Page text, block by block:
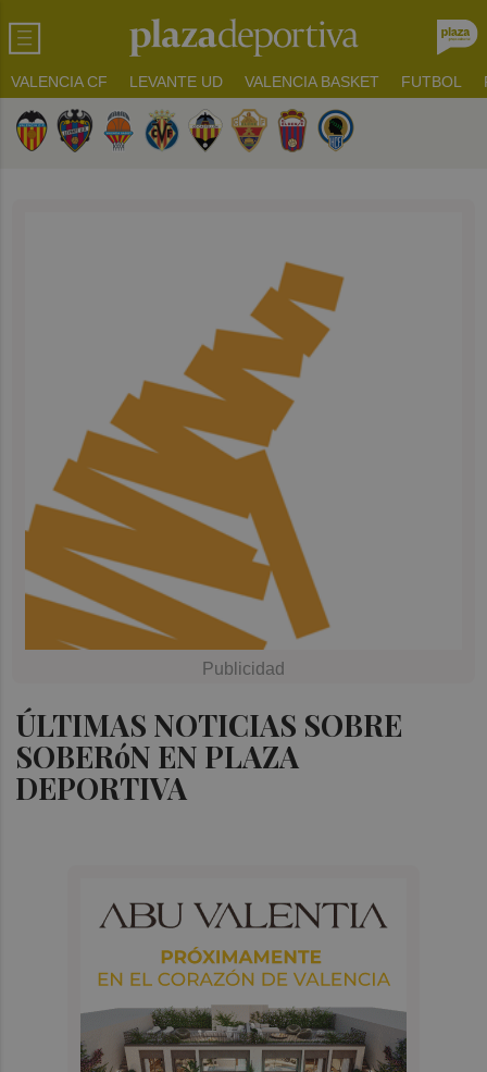
VALENCIA CF LEVANTE UD VALENCIA BASKET FUTBOL
ÚLTIMAS NOTICIAS SOBRE
SOBERóN EN PLAZA
DEPORTIVA